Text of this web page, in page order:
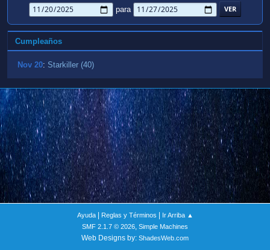
para
Cumpleaños
Nov 20: Starkiller (40)
Ayuda| Reglas y Términos
Ir Arriba ▲
SMF 2.1.7 © 2026, Simple Machines
Web Designs by: ShadesWeb.com